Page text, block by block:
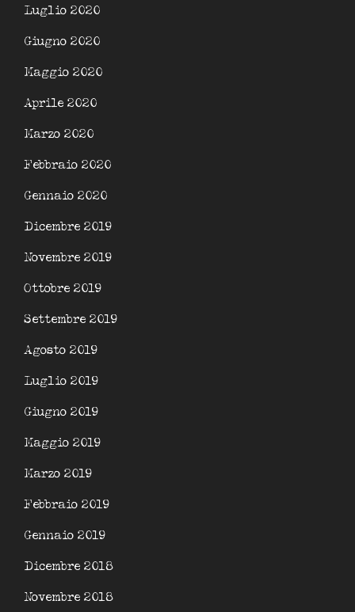
Luglio 2020
Giugno 2020
Maggio 2020
Aprile 2020
Marzo 2020
Febbraio 2020
Gennaio 2020
Dicembre 2019
Novembre 2019
Ottobre 2019
Settembre 2019
Agosto 2019
Luglio 2019
Giugno 2019
Maggio 2019
Marzo 2019
Febbraio 2019
Gennaio 2019
Dicembre 2018
Novembre 2018